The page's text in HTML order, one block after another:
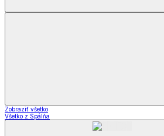
Zobraziť všetko
Všetko z Spálňa